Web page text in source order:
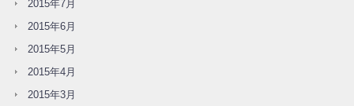
2015年7月
2015年6月
2015年5月
2015年4月
2015年3月